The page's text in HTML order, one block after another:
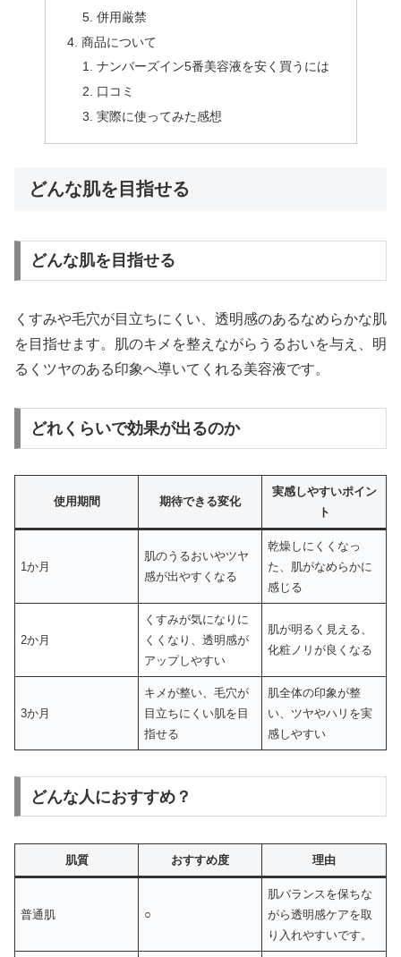
併用厳禁
商品について
ナンバーズイン5番美容液を安く買うには
口コミ
実際に使ってみた感想
どんな肌を目指せる
どんな肌を目指せる
くすみや毛穴が目立ちにくい、透明感のあるなめらかな肌
を目指せます。肌のキメを整えながらうるおいを与え、明
るくツヤのある印象へ導いてくれる美容液です。
どれくらいで効果が出るのか
使用期間 期待できる変化
実感しやすいポイン
ト
1か月
肌のうるおいやツヤ
感が出やすくなる
乾燥しにくくなっ
た、肌がなめらかに
感じる
2か月
くすみが気になりに
くくなり、透明感が
アップしやすい
肌が明るく見える、
化粧ノリが良くなる
3か月
キメが整い、毛穴が
目立ちにくい肌を目
指せる
肌全体の印象が整
い、ツヤやハリを実
感しやすい
どんな人におすすめ？
肌質 おすすめ度 理由
普通肌 ○
肌バランスを保ちな
がら透明感ケアを取
り入れやすいです。